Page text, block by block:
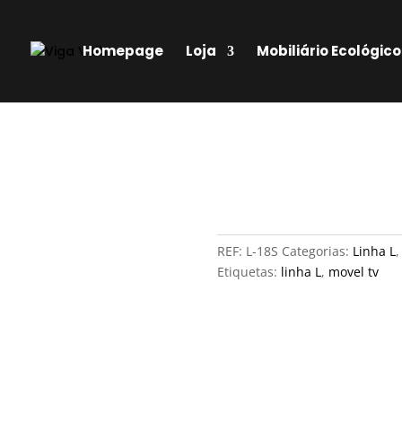
Homepage Loja Mobiliário Ecológico
REF: L-18S Categorias: Linha L,
Etiquetas: linha L, movel tv